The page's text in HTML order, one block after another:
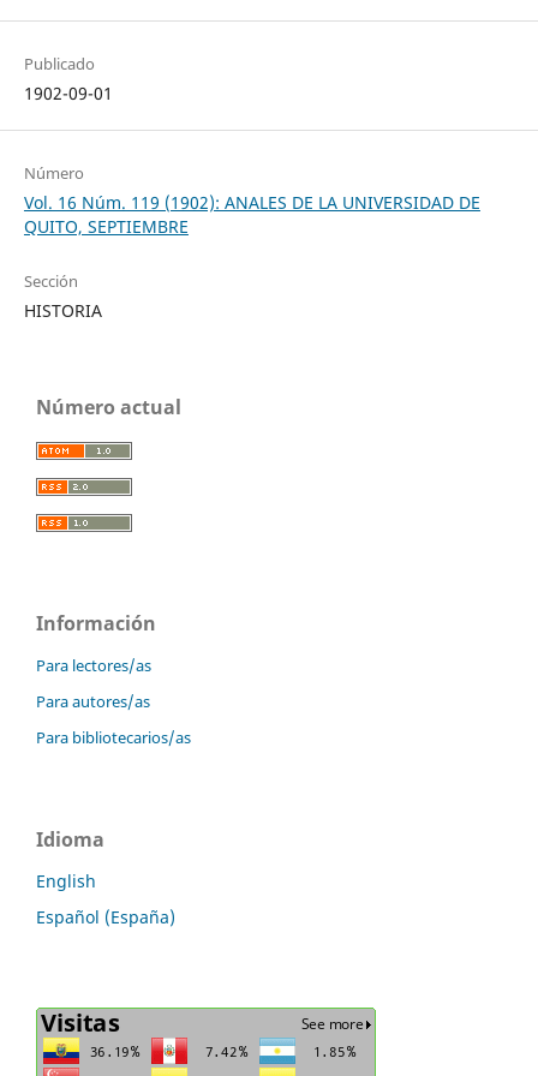
Publicado
1902-09-01
Número
Vol. 16 Núm. 119 (1902): ANALES DE LA UNIVERSIDAD DE
QUITO, SEPTIEMBRE
Sección
HISTORIA
Número actual
Información
Para lectores/as
Para autores/as
Para bibliotecarios/as
Idioma
English
Español (España)